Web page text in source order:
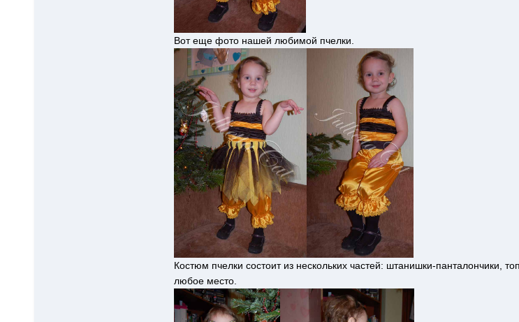
Вот еще фото нашей любимой пчелки.
Костюм пчелки состоит из нескольких частей: штанишки-панталончики,
любое место.